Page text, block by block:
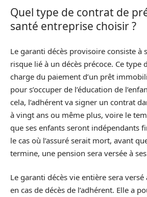
Quel type de contrat de
santé entreprise choisir ?
Le garanti décès provisoire consiste à
risque lié à un décès précoce. Ce type
charge du paiement d’un prêt
pour s’occuper de l’éducation de
cela, l’adhérent va signer un contrat
à vingt ans ou même plus, voire le
que ses enfants seront indépendants
le cas où l’assuré serait mort, avant
termine, une pension sera versée à
Le garanti décès vie entière sera
en cas de décès de l’adhérent. Elle a